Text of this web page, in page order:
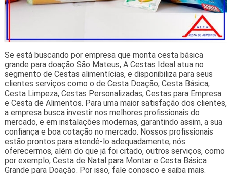
Se está buscando por empresa que monta cesta básica
grande para doação São Mateus, A Cestas Ideal atua no
segmento de Cestas alimentícias, e disponibiliza para seus
clientes serviços como o de Cesta Doação, Cesta Básica,
Cesta Limpeza, Cestas Personalizadas, Cestas para Empresa
e Cesta de Alimentos. Para uma maior satisfação dos clientes,
a empresa busca investir nos melhores profissionais do
mercado, e em instalações modernas, garantindo assim, a sua
confiança e boa cotação no mercado. Nossos profissionais
estão prontos para atendê-lo adequadamente, nós
oferecermos, além do que já foi citado, outros serviços, como
por exemplo, Cesta de Natal para Montar e Cesta Básica
Grande para Doação. Por isso, fale conosco e saiba mais.